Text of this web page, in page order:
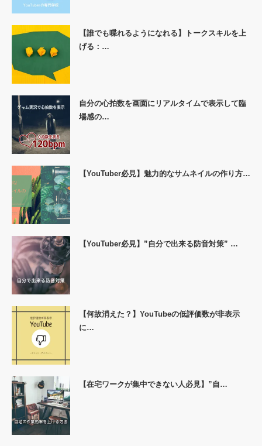
【誰でも喋れるようになれる】トークスキルを上
げる：…
自分の心拍数を画面にリアルタイムで表示して臨
場感の…
【YouTuber必見】魅力的なサムネイルの作り方…
【YouTuber必見】”自分で出来る防音対策” …
【何故消えた？】YouTubeの低評価数が非表示
に…
【在宅ワークが集中できない人必見】”自…